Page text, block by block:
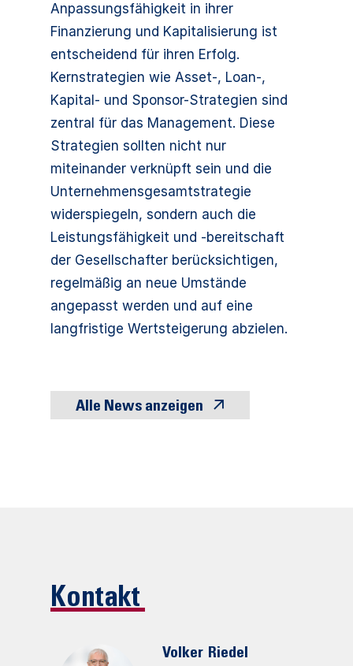
Anpassungsfähigkeit in ihrer
Finanzierung und Kapitalisierung ist
entscheidend für ihren Erfolg.
Kernstrategien wie Asset-, Loan-,
Kapital- und Sponsor-Strategien sind
zentral für das Management. Diese
Strategien sollten nicht nur
miteinander verknüpft sein und die
Unternehmensgesamtstrategie
widerspiegeln, sondern auch die
Leistungsfähigkeit und -bereitschaft
der Gesellschafter berücksichtigen,
regelmäßig an neue Umstände
angepasst werden und auf eine
langfristige Wertsteigerung abzielen.
Alle News anzeigen
Kontakt
Volker Riedel